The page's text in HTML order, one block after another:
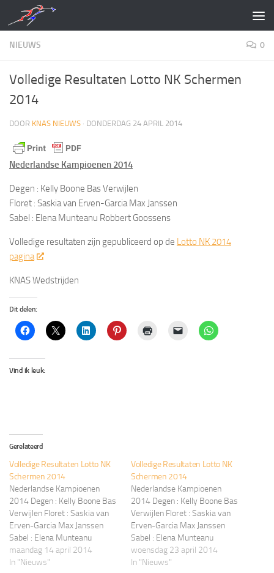
Doorgaan naar inhoud
NIEUWS 0
Volledige Resultaten Lotto NK Schermen
2014
DOOR KNAS NIEUWS · DONDERDAG 24 APRIL 2014
Nederlandse Kampioenen 2014
Degen : Kelly Boone Bas Verwijlen
Floret : Saskia van Erven-Garcia Max Janssen
Sabel : Elena Munteanu Robbert Goossens
Volledige resultaten zijn gepubliceerd op de Lotto NK 2014
pagina
KNAS Wedstrijden
Dit delen:
Vind ik leuk:
Gerelateerd
Volledige Resultaten Lotto NK
Schermen 2014
Nederlandse Kampioenen
2014 Degen : Kelly Boone Bas
Verwijlen Floret : Saskia van
Erven-Garcia Max Janssen
Sabel : Elena Munteanu
Robbert Goossens Volledige
resultaten zijn gepubliceerd op
maandag 14 april 2014
In "Nieuws"
Volledige Resultaten Lotto NK
Schermen 2014
Nederlandse Kampioenen
2014 Degen : Kelly Boone Bas
Verwijlen Floret : Saskia van
Erven-Garcia Max Janssen
Sabel : Elena Munteanu
Robbert Goossens Volledige
resultaten zijn gepubliceerd op
woensdag 23 april 2014
In "Nieuws"